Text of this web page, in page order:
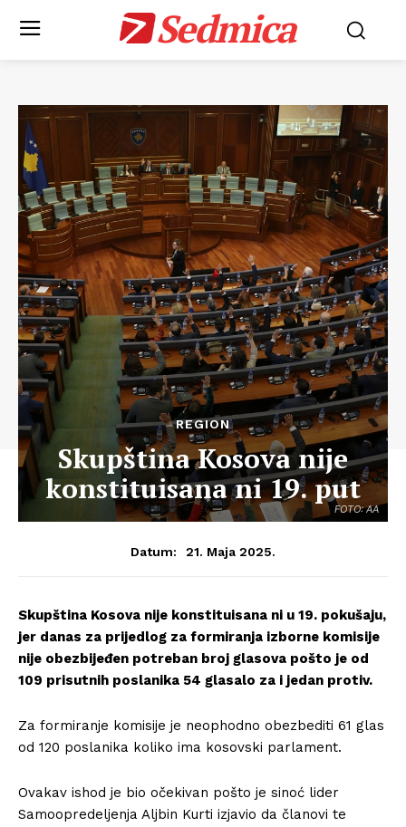
Sedmica
FOTO: AA
REGION
Skupština Kosova nije
konstituisana ni 19. put
Datum: 21. Maja 2025.
Skupština Kosova nije konstituisana ni u 19. pokušaju,
jer danas za prijedlog za formiranja izborne komisije
nije obezbijeđen potreban broj glasova pošto je od
109 prisutnih poslanika 54 glasalo za i jedan protiv.
Za formiranje komisije je neophodno obezbediti 61 glas
od 120 poslanika koliko ima kosovski parlament.
Ovakav ishod je bio očekivan pošto je sinoć lider
Samoopredeljenja Aljbin Kurti izjavio da članovi te